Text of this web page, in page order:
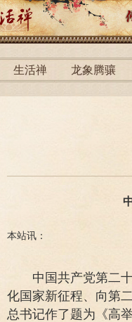
生活禅 龙象腾骧
本站讯：
中国共产党第二十
化国家新征程、向第
总书记作了题为《高